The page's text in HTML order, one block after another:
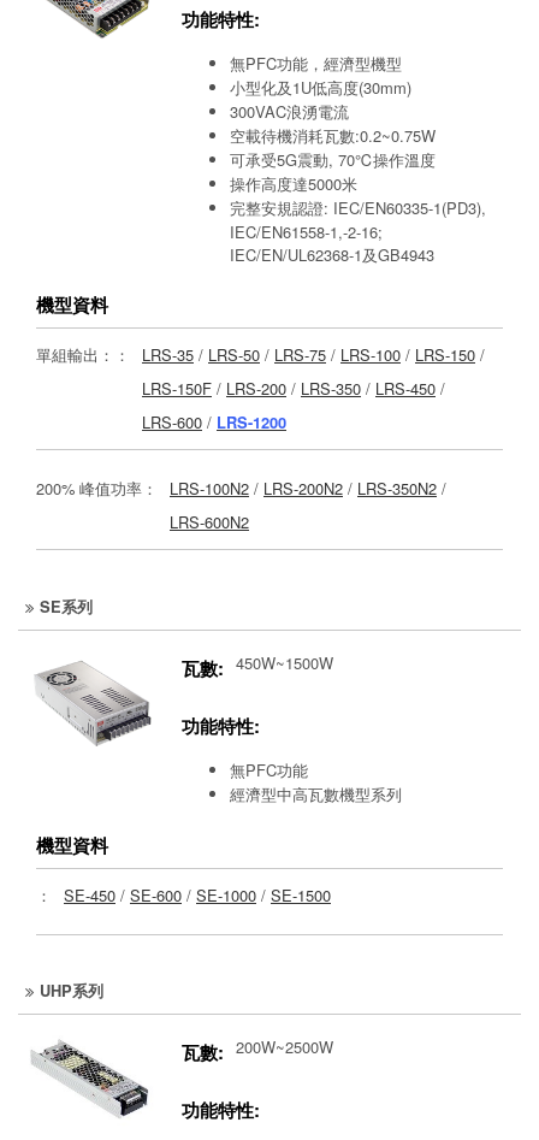
功能特性:
無PFC功能，經濟型機型
小型化及1U低高度(30mm)
300VAC浪湧電流
空載待機消耗瓦數:0.2~0.75W
可承受5G震動, 70℃操作溫度
操作高度達5000米
完整安規認證: IEC/EN60335-1(PD3),
IEC/EN61558-1,-2-16;
IEC/EN/UL62368-1及GB4943
機型資料
單組輸出：： LRS-35 / LRS-50 / LRS-75 / LRS-100 / LRS-150 /
LRS-150F / LRS-200 / LRS-350 / LRS-450 /
LRS-600 / LRS-1200
200% 峰值功率： LRS-100N2 / LRS-200N2 / LRS-350N2 /
LRS-600N2
SE系列
瓦數: 450W~1500W
功能特性:
無PFC功能
經濟型中高瓦數機型系列
機型資料
： SE-450 / SE-600 / SE-1000 / SE-1500
UHP系列
瓦數: 200W~2500W
功能特性: